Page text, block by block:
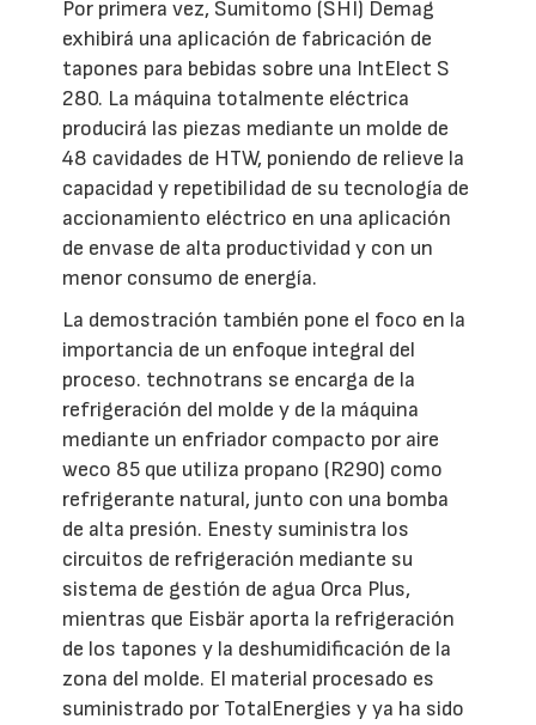
Por primera vez, Sumitomo (SHI) Demag
exhibirá una aplicación de fabricación de
tapones para bebidas sobre una IntElect S
280. La máquina totalmente eléctrica
producirá las piezas mediante un molde de
48 cavidades de HTW, poniendo de relieve la
capacidad y repetibilidad de su tecnología de
accionamiento eléctrico en una aplicación
de envase de alta productividad y con un
menor consumo de energía.
La demostración también pone el foco en la
importancia de un enfoque integral del
proceso. technotrans se encarga de la
refrigeración del molde y de la máquina
mediante un enfriador compacto por aire
weco 85 que utiliza propano (R290) como
refrigerante natural, junto con una bomba
de alta presión. Enesty suministra los
circuitos de refrigeración mediante su
sistema de gestión de agua Orca Plus,
mientras que Eisbär aporta la refrigeración
de los tapones y la deshumidificación de la
zona del molde. El material procesado es
suministrado por TotalEnergies y ya ha sido